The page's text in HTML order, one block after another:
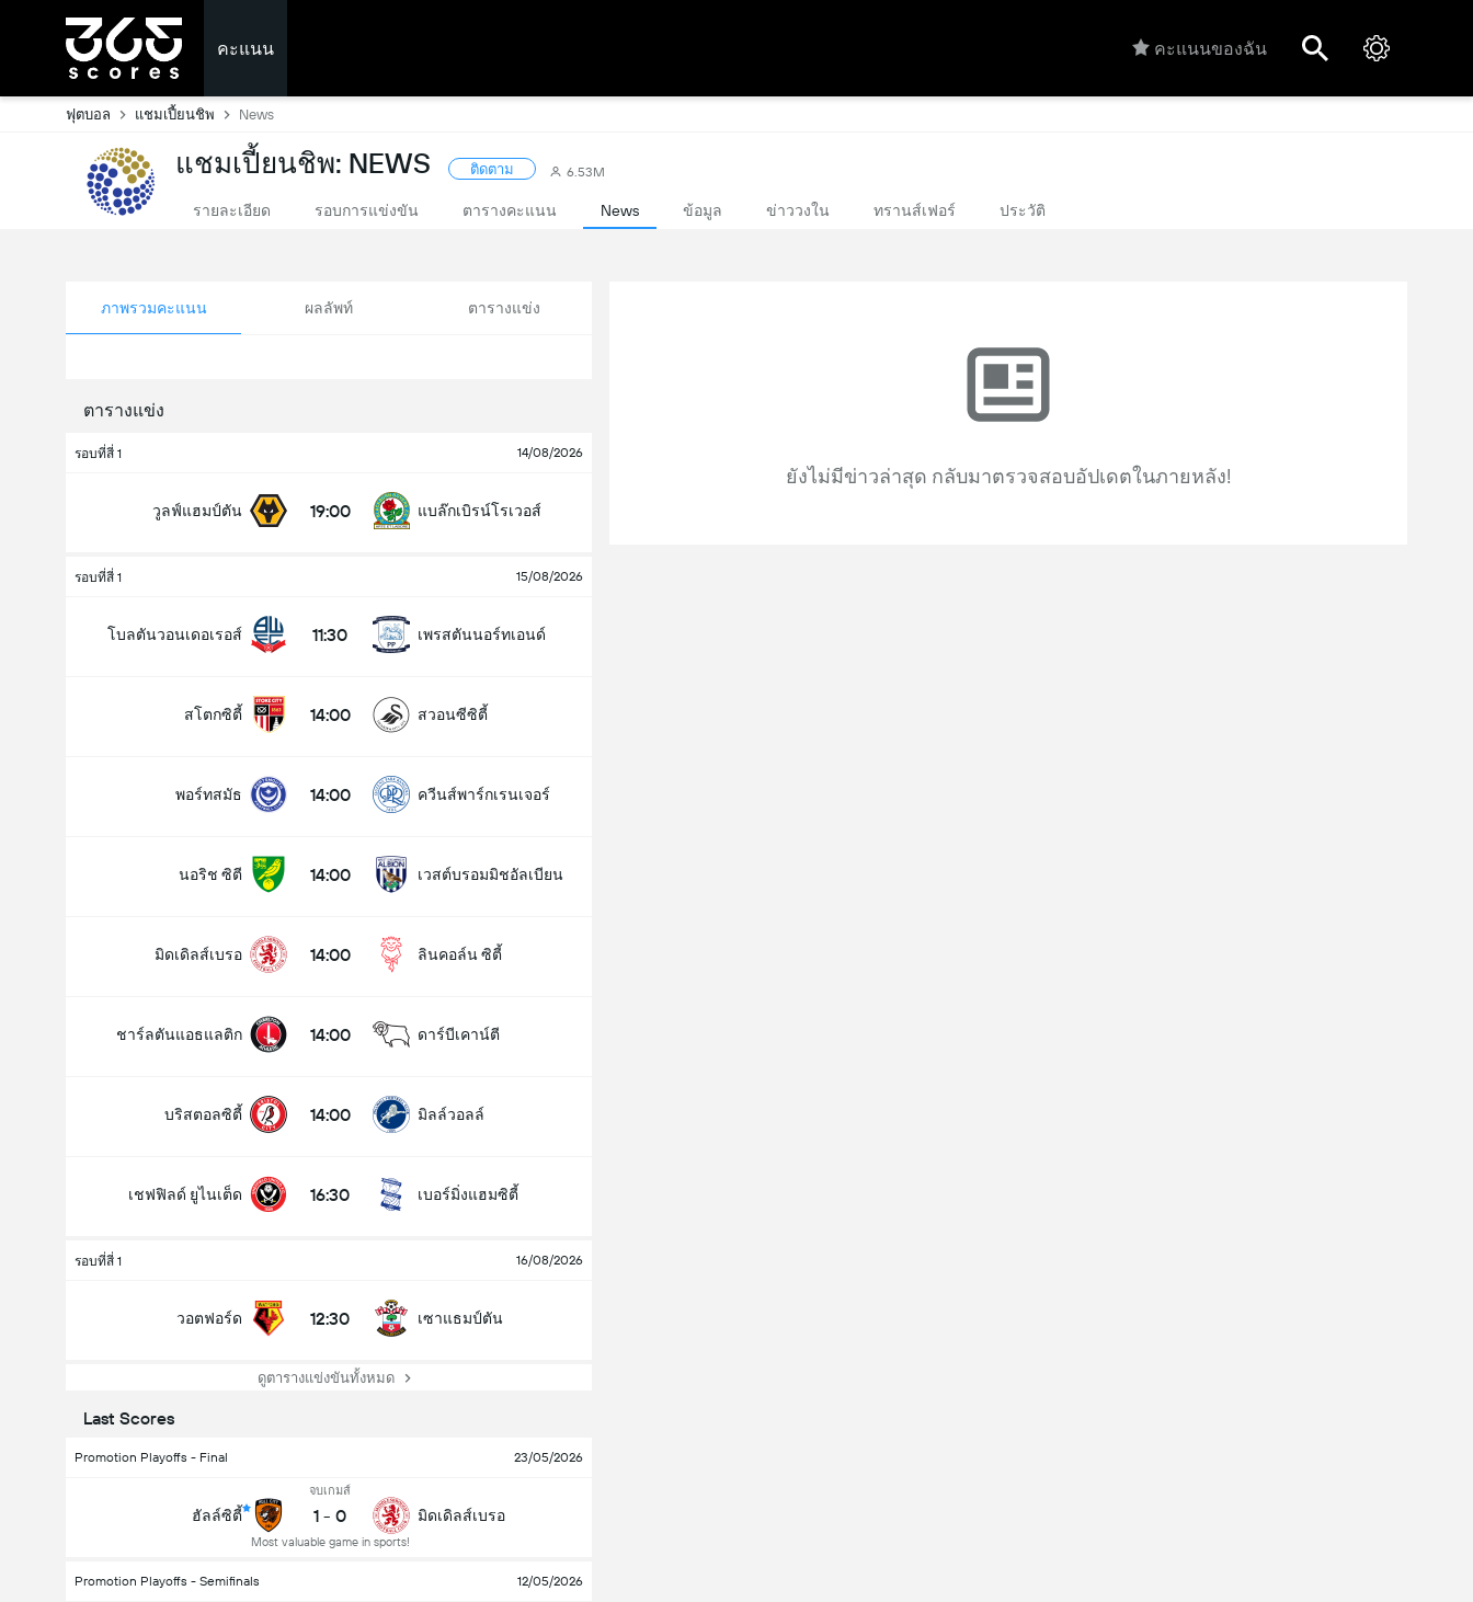
คะแนน คะแนนของฉัน
ฟุตบอล แชมเปี้ยนชิพ News
แชมเปี้ยนชิพ: NEWS ติดตาม 6.53M
รายละเอียด รอบการแข่งขัน ตารางคะแนน News ข้อมูล ข่าววงใน ทรานส์เฟอร์ ประวัติ
ภาพรวมคะแนน ผลลัพท์ ตารางแข่ง
ตารางแข่ง
รอบที่สี่ 1 14/08/2026
วูลฟ์แฮมป์ตัน 19:00 แบล๊กเบิรน์โรเวอส์
รอบที่สี่ 1 15/08/2026
โบลตันวอนเดอเรอส์ 11:30 เพรสตันนอร์ทเอนด์
สโตกซิตี้ 14:00 สวอนซีซิตี้
พอร์ทสมัธ 14:00 ควีนส์พาร์กเรนเจอร์
นอริช ซิตี 14:00 เวสต์บรอมมิชอัลเบียน
มิดเดิลส์เบรอ 14:00 ลินคอล์น ซิตี้
ชาร์ลตันแอธแลติก 14:00 ดาร์บีเคาน์ตี
บริสตอลซิตี้ 14:00 มิลล์วอลล์
เชฟฟิลด์ ยูไนเต็ด 16:30 เบอร์มิ่งแฮมซิตี้
รอบที่สี่ 1 16/08/2026
วอตฟอร์ด 12:30 เซาแธมป์ตัน
ดูตารางแข่งขันทั้งหมด
Last Scores
Promotion Playoffs - Final 23/05/2026
ฮัลล์ซิตี้
จบเกมส์
1 - 0
Most valuable game in sports!
มิดเดิลส์เบรอ
Promotion Playoffs - Semifinals 12/05/2026
ยังไม่มีข่าวล่าสุด กลับมาตรวจสอบอัปเดตในภายหลัง!